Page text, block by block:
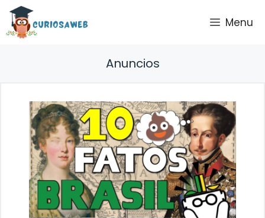
Saltar
contenido
Menu
Anuncios